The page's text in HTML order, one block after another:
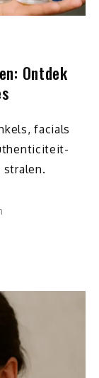
Ontdek
facials
stralen.